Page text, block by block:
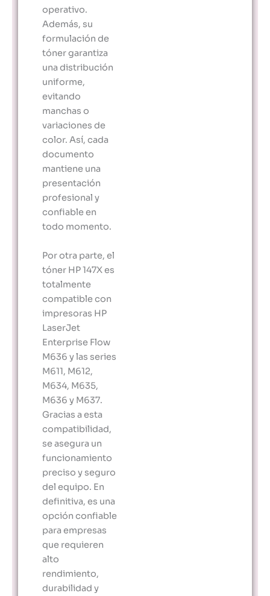
operativo.
Además, su
formulación de
tóner garantiza
una distribución
uniforme,
evitando
manchas o
variaciones de
color. Así, cada
documento
mantiene una
presentación
profesional y
confiable en
todo momento.
Por otra parte, el
tóner HP 147X es
totalmente
compatible con
impresoras HP
LaserJet
Enterprise Flow
M636 y las series
M611, M612,
M634, M635,
M636 y M637.
Gracias a esta
compatibilidad,
se asegura un
funcionamiento
preciso y seguro
del equipo. En
definitiva, es una
opción confiable
para empresas
que requieren
alto
rendimiento,
durabilidad y